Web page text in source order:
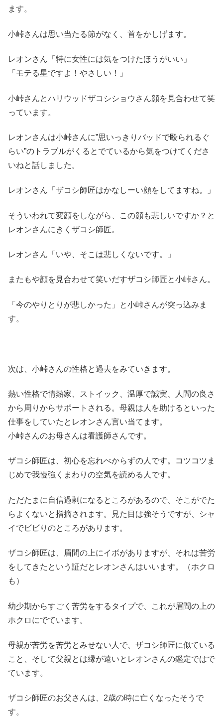
ます。
小峠さんは思い当たる節がなく、首をかしげます。
レオンさん「特に女性には気をつけたほうがいい」
「モテる星ですよ！やさしい！」
小峠さんとハリウッドザコシショウさん顔を見合わせて笑
っています。
レオンさんは小峠さんに”思いっきりバッドで殴られるぐ
らい”のトラブルがくるとでているから気をつけてくださ
いねと話しました。
レオンさん「ザコシ師匠はかなしーい顔をしてますね。」
そういわれて変顔をしながら、この顔も悲しいですか？と
レオンさんにきくザコシ師匠。
レオンさん「いや、そこは悲しくないです。」
またもや顔を見合わせて笑いだすザコシ師匠と小峠さん。
「今のやりとりが悲しかった」と小峠さんが突っ込みま
す。
次は、小峠さんの性格と過去をみていきます。
熱い性格で情熱家、ストイック、温厚で誠実、人間の良さ
から周りからサポートされる。母親は人を助けるといった
仕事をしていたとレオンさん言い当てます。
小峠さんのお母さんは看護師さんです。
ザコシ師匠は、初心を忘れべからずの人です。コツコツま
じめで我慢強くまわりの空気を読める人です。
ただたまに自信過剰になるところがあるので、そこがでた
らよくないと指摘されます。見た目は強そうですが、シャ
イでビビりのところがあります。
ザコシ師匠は、眉間の上にイボがありますが、それは苦労
をしてきたという証だとレオンさんはいいます。（ホクロ
も）
幼少期からすごく苦労をするタイプで、これが眉間の上の
ホクロにでています。
母親が苦労を苦労とみせない人で、ザコシ師匠に似ている
こと、そして父親とは縁が遠いとレオンさんの鑑定ではで
ています。
ザコシ師匠のお父さんは、2歳の時に亡くなったそうで
す。